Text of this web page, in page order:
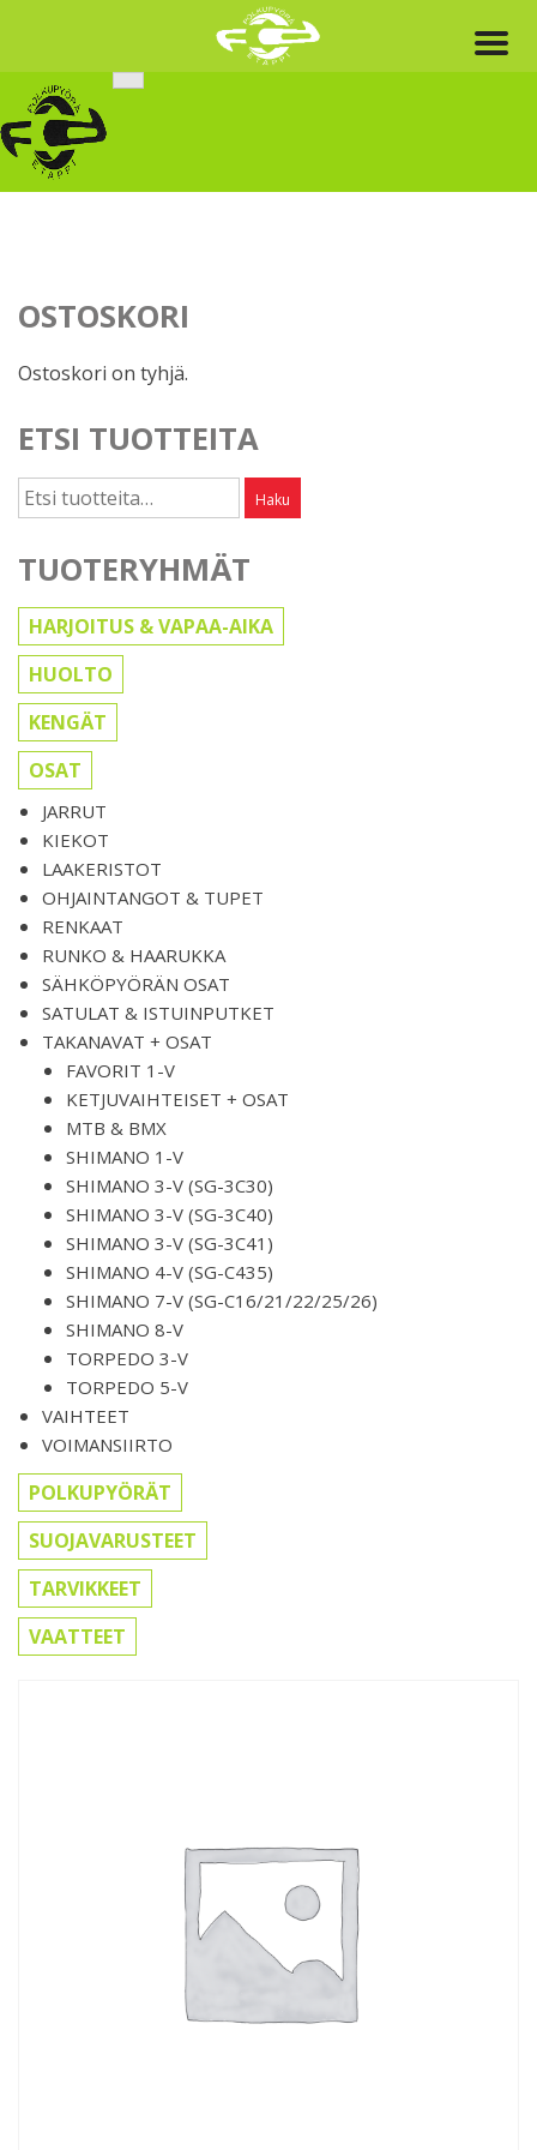
content
OSTOSKORI
Ostoskori on tyhjä.
ETSI TUOTTEITA
Etsi: Haku
TUOTERYHMÄT
HARJOITUS & VAPAA-AIKA
HUOLTO
KENGÄT
OSAT
JARRUT
KIEKOT
LAAKERISTOT
OHJAINTANGOT & TUPET
RENKAAT
RUNKO & HAARUKKA
SÄHKÖPYÖRÄN OSAT
SATULAT & ISTUINPUTKET
TAKANAVAT + OSAT
FAVORIT 1-V
KETJUVAIHTEISET + OSAT
MTB & BMX
SHIMANO 1-V
SHIMANO 3-V (SG-3C30)
SHIMANO 3-V (SG-3C40)
SHIMANO 3-V (SG-3C41)
SHIMANO 4-V (SG-C435)
SHIMANO 7-V (SG-C16/21/22/25/26)
SHIMANO 8-V
TORPEDO 3-V
TORPEDO 5-V
VAIHTEET
VOIMANSIIRTO
POLKUPYÖRÄT
SUOJAVARUSTEET
TARVIKKEET
VAATTEET